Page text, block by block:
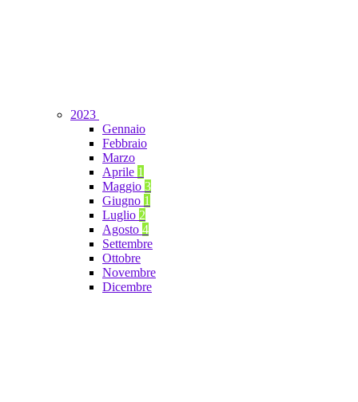
2023
Gennaio
Febbraio
Marzo
Aprile 1
Maggio 3
Giugno 1
Luglio 2
Agosto 4
Settembre
Ottobre
Novembre
Dicembre